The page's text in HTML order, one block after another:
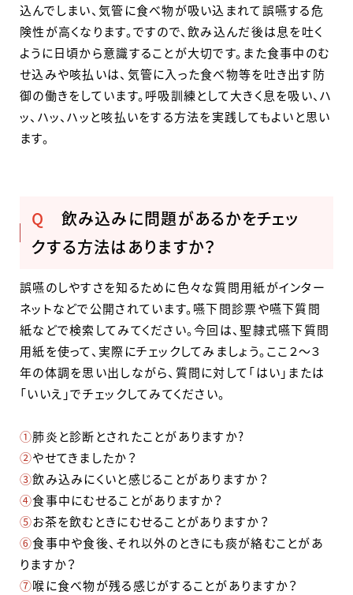
込んでしまい、気管に食べ物が吸い込まれて誤嚥する危
険性が高くなります。ですので、飲み込んだ後は息を吐く
ように日頃から意識することが大切です。また食事中のむ
せ込みや咳払いは、気管に入った食べ物等を吐き出す防
御の働きをしています。呼吸訓練として大きく息を吸い、ハ
ッ、ハッ、ハッと咳払いをする方法を実践してもよいと思い
ます。
Q 飲み込みに問題があるかをチェッ
クする方法はありますか？
誤嚥のしやすさを知るために色々な質問用紙がインター
ネットなどで公開されています。嚥下問診票や嚥下質問
紙などで検索してみてください。今回は、聖隷式嚥下質問
用紙を使って、実際にチェックしてみましょう。ここ２～３
年の体調を思い出しながら、質問に対して「はい」または
「いいえ」でチェックしてみてください。
①肺炎と診断とされたことがありますか?
②やせてきましたか？
③飲み込みにくいと感じることがありますか？
④食事中にむせることがありますか？
⑤お茶を飲むときにむせることがありますか？
⑥食事中や食後、それ以外のときにも痰が絡むことがあ
りますか？
⑦喉に食べ物が残る感じがすることがありますか？